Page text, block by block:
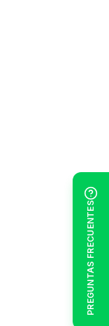
PREGUNTAS FRECUENTES